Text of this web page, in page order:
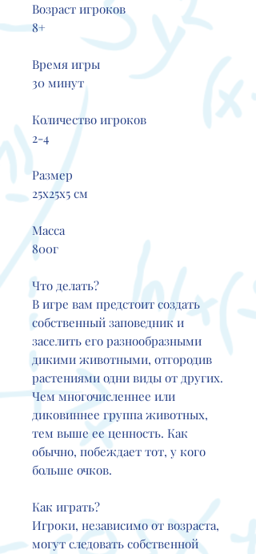
Возраст игроков
8+
Время игры
30 минут
Количество игроков
2-4
Размер
25x25x5 см
Масса
800г
Что делать?
В игре вам предстоит создать
собственный заповедник и
заселить его разнообразными
дикими животными, отгородив
растениями одни виды от других.
Чем многочисленнее или
диковиннее группа животных,
тем выше ее ценность. Как
обычно, побеждает тот, у кого
больше очков.
Как играть?
Игроки, независимо от возраста,
могут следовать собственной